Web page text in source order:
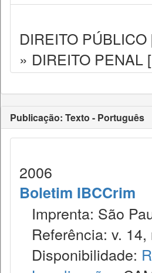
DIREITO PÚBLICO
» DIREITO PENAL [
Publicação: Texto - Português
2006
Boletim IBCCrim
Imprenta: São
Referência: v.
Disponibilidade: